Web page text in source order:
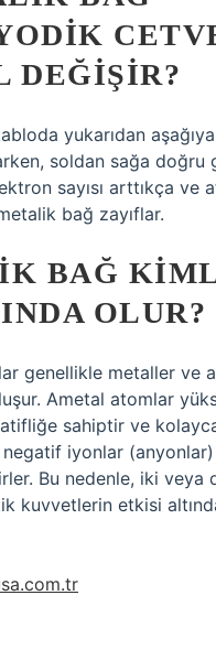
DEĞIŞIR?
yukarıdan
soldan sağa doğru
sayısı arttıkça ve
bağ zayıflar.
BAĞ
OLUR?
genellikle metaller ve
Ametal atomlar
sahiptir ve
iyonlar (anyonlar)
Bu nedenle, iki veya
kuvvetlerin etkisi